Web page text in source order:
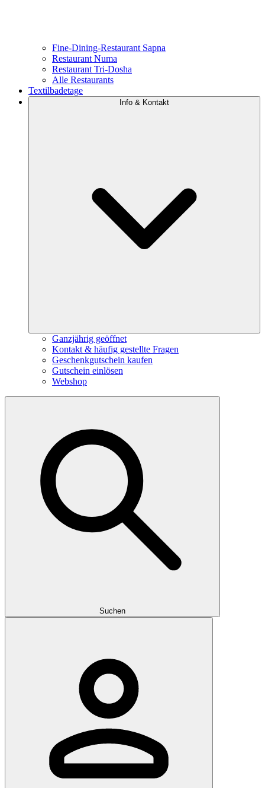
Fine-Dining-Restaurant Sapna
Restaurant Numa
Restaurant Tri-Dosha
Alle Restaurants
Textilbadetage
Info & Kontakt
Ganzjährig geöffnet
Kontakt & häufig gestellte Fragen
Geschenkgutschein kaufen
Gutschein einlösen
Webshop
Suchen